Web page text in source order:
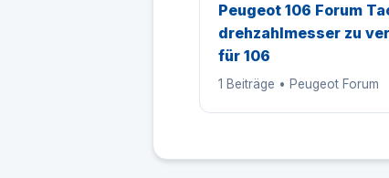
Peugeot 106 Forum
drehzahlmesser zu
für 106
1 Beiträge • Peugeot Forum